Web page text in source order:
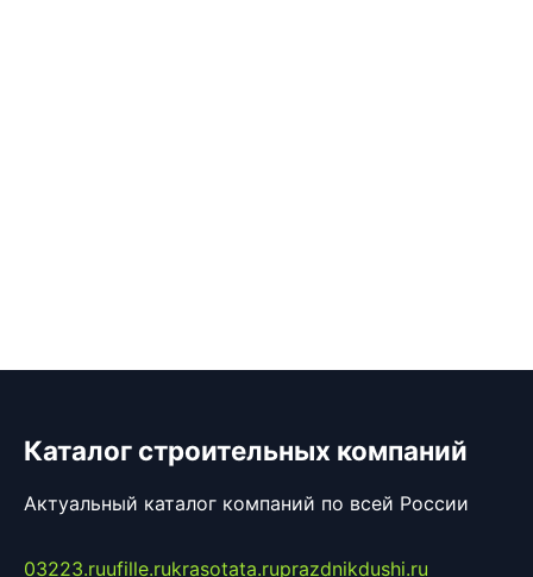
Каталог строительных компаний
Актуальный каталог компаний по всей России
03223.ruufille.rukrasotata.ruprazdnikdushi.ru